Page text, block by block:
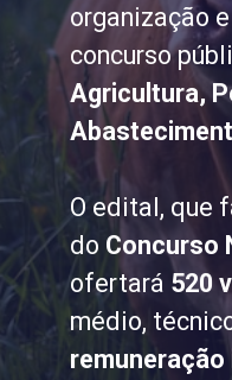
organização
concurso
Agricultura,
O edital, que
do Concurso
ofertará 520
médio,